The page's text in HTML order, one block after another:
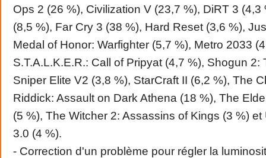
Ops 2 (26 %), Civilization V (23,7 %), DiRT 3 (4,3
(8,5 %), Far Cry 3 (38 %), Hard Reset (3,6 %),
Medal of Honor: Warfighter (5,7 %), Metro 2033
S.T.A.L.K.E.R.: Call of Pripyat (4,7 %), Shogun 2:
Sniper Elite V2 (3,8 %), StarCraft II (6,2 %), The
Riddick: Assault on Dark Athena (18 %), The
(5 %), The Witcher 2: Assassins of Kings (3 %)
3.0 (4 %).
- Correction d'un problème pour régler la